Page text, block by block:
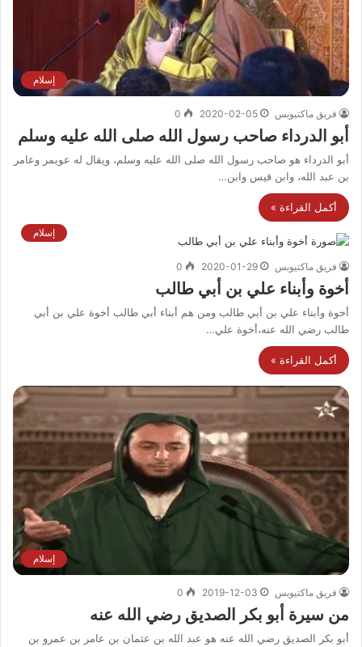
إسلام
فريق ماكتيوبس 2020-02-05
0
أبو الدرداء صاحب رسول الله صلى الله عليه وسلم
أبو الدرداء هو صاحب رسول الله صلى الله عليه وسلم، ويقال له عويمر وعامر
بن عبد الله، وابن قيس وابن…
أكمل القراءة »
إسلام
فريق ماكتيوبس 2020-01-29
0
أخوة وأبناء علي بن أبي طالب
أخوة وأبناء علي بن أبي طالب ومن هم أبناء أبي طالب أخوة علي بن أبي
طالب رضي الله عنه،أخوة علي…
أكمل القراءة »
إسلام
فريق ماكتيوبس 2019-12-03
0
من سيرة أبو بكر الصديق رضي الله عنه
أبو بكر الصديق رضي الله عنه هو عبد الله بن عثمان بن عامر بن عمرو بن